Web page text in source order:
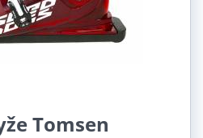
Tomsen